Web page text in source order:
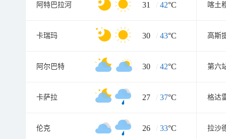
阿特巴拉河 31 / 42°C 喀土
卡瑞玛 30 / 43°C 高斯
阿尔巴特 30 / 42°C 第六
卡萨拉 27 / 37°C 格达
伦克 26 / 33°C 拉沙